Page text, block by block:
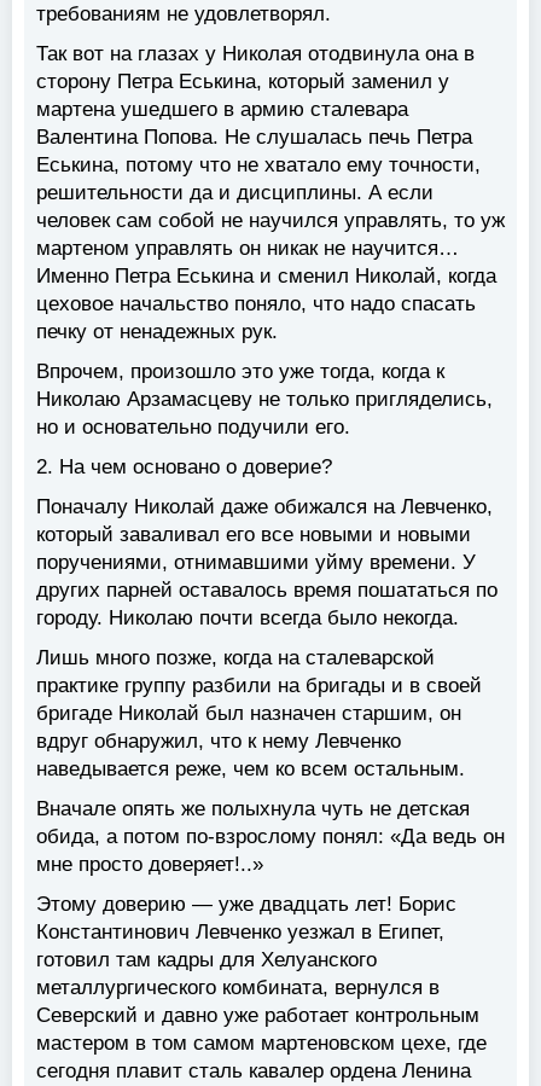
требованиям не удовлетворял.
Так вот на глазах у Николая отодвинула она в
сторону Петра Еськина, который заменил у
мартена ушедшего в армию сталевара
Валентина Попова. Не слушалась печь Петра
Еськина, потому что не хватало ему точности,
решительности да и дисциплины. А если
человек сам собой не научился управлять, то уж
мартеном управлять он никак не научится…
Именно Петра Еськина и сменил Николай, когда
цеховое начальство поняло, что надо спасать
печку от ненадежных рук.
Впрочем, произошло это уже тогда, когда к
Николаю Арзамасцеву не только пригляделись,
но и основательно подучили его.
2. На чем основано о доверие?
Поначалу Николай даже обижался на Левченко,
который заваливал его все новыми и новыми
поручениями, отнимавшими уйму времени. У
других парней оставалось время пошататься по
городу. Николаю почти всегда было некогда.
Лишь много позже, когда на сталеварской
практике группу разбили на бригады и в своей
бригаде Николай был назначен старшим, он
вдруг обнаружил, что к нему Левченко
наведывается реже, чем ко всем остальным.
Вначале опять же полыхнула чуть не детская
обида, а потом по-взрослому понял: «Да ведь он
мне просто доверяет!..»
Этому доверию — уже двадцать лет! Борис
Константинович Левченко уезжал в Египет,
готовил там кадры для Хелуанского
металлургического комбината, вернулся в
Северский и давно уже работает контрольным
мастером в том самом мартеновском цехе, где
сегодня плавит сталь кавалер ордена Ленина